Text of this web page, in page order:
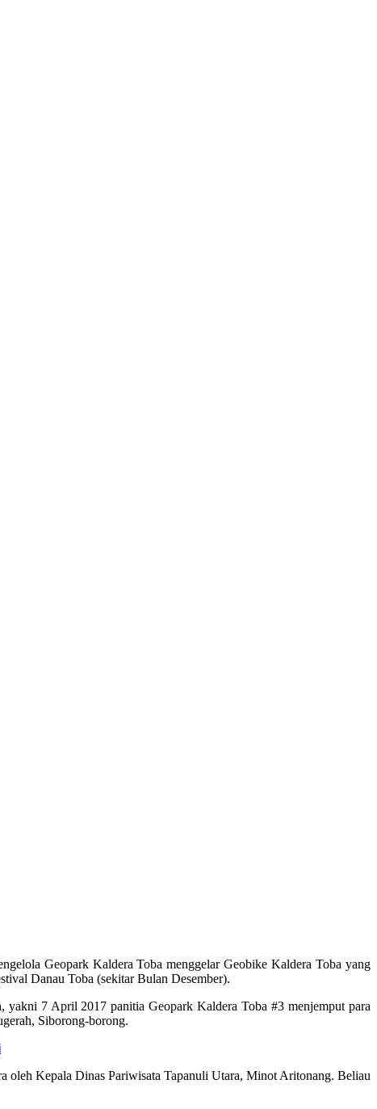
Geopark Kaldera Toba menggelar Geobike Kaldera Toba yang
Danau Toba (sekitar Bulan Desember).
yakni 7 April 2017 panitia Geopark Kaldera Toba #3 menjemput para
Siborong-borong.
oleh Kepala Dinas Pariwisata Tapanuli Utara, Minot Aritonang. Beliau